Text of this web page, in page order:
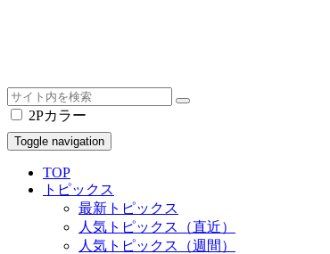
2Pカラー
Toggle navigation
TOP
トピックス
最新トピックス
人気トピックス（直近）
人気トピックス（週間）